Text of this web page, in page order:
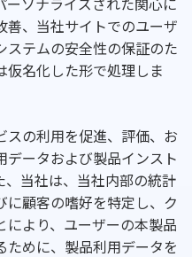
、当社サイトでのユーザ
テムの安全性の保証のた
仮名化した形で処理しま
スの利用を促進、評価、お
データおよび製品インスト
当社は、当社内部の統計
顧客の嗜好を特定し、ク
により、ユーザーの本製品
めに、製品利用データを